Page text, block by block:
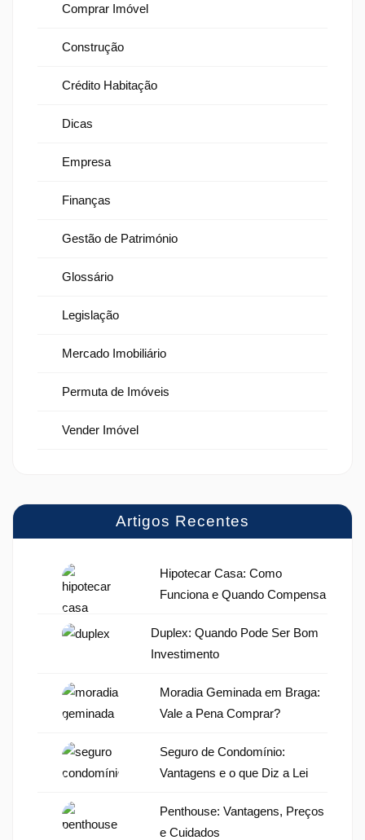
Comprar Imóvel
Construção
Crédito Habitação
Dicas
Empresa
Finanças
Gestão de Património
Glossário
Legislação
Mercado Imobiliário
Permuta de Imóveis
Vender Imóvel
Artigos Recentes
Hipotecar Casa: Como
Funciona e Quando Compensa
Duplex: Quando Pode Ser Bom
Investimento
Moradia Geminada em Braga:
Vale a Pena Comprar?
Seguro de Condomínio:
Vantagens e o que Diz a Lei
Penthouse: Vantagens, Preços
e Cuidados